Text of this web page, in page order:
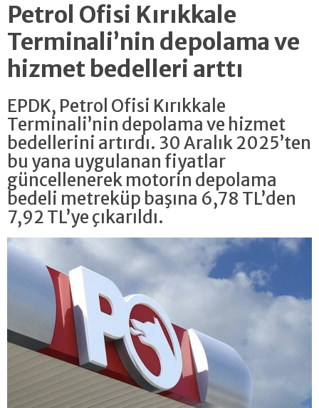
Petrol Ofisi Kırıkkale
Terminali’nin depolama ve
hizmet bedelleri arttı
EPDK, Petrol Ofisi Kırıkkale
Terminali’nin depolama ve hizmet
bedellerini artırdı. 30 Aralık 2025’ten
bu yana uygulanan fiyatlar
güncellenerek motorin depolama
bedeli metreküp başına 6,78 TL’den
7,92 TL’ye çıkarıldı.